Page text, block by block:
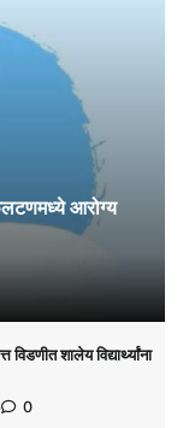
आरोग्य
विडणीत शालेय विद्यार्थ्यांना
0